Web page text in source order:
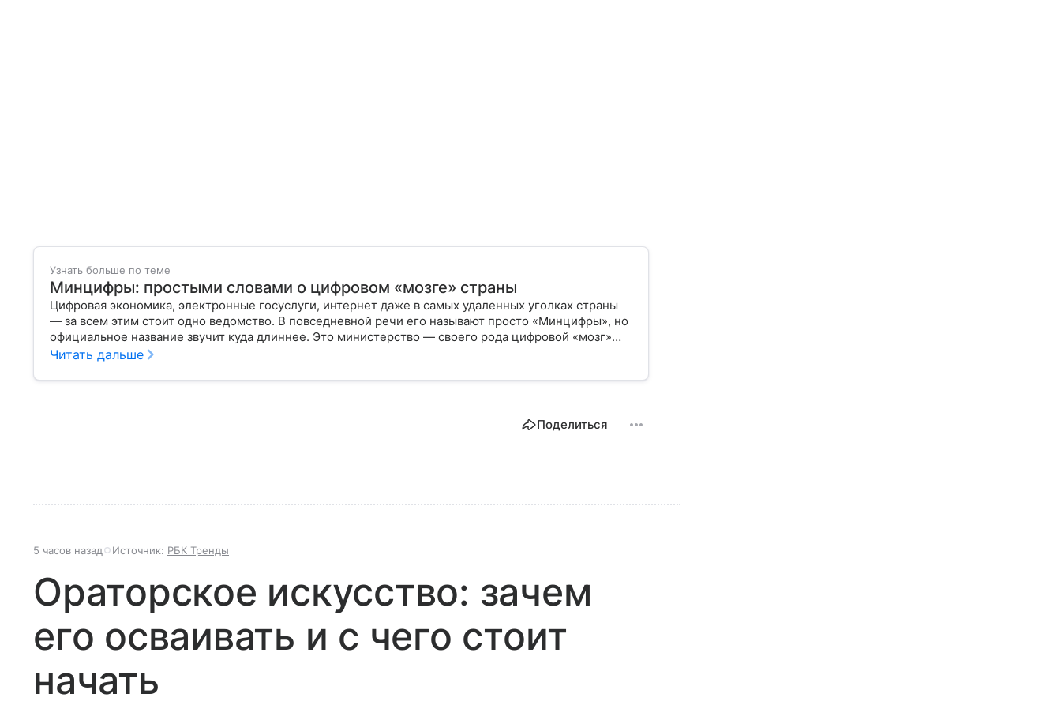
Узнать больше по теме
Минцифры: простыми словами о цифровом «мозге» страны
Цифровая экономика, электронные госуслуги, интернет даже в самых удаленных уголках страны
— за всем этим стоит одно ведомство. В повседневной речи его называют просто «Минцифры», но
официальное название звучит куда длиннее. Это министерство — своего рода цифровой «мозг»
России, который отвечает за развитие технологий, связь и информационную среду. В статье
нас.
Читать дальше
Поделиться
5 часов назад Источник: РБК Тренды
Ораторское искусство: зачем
его осваивать и с чего стоит
начать